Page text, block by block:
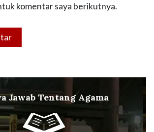
komentar saya berikutnya.
Jawab Tentang Agama